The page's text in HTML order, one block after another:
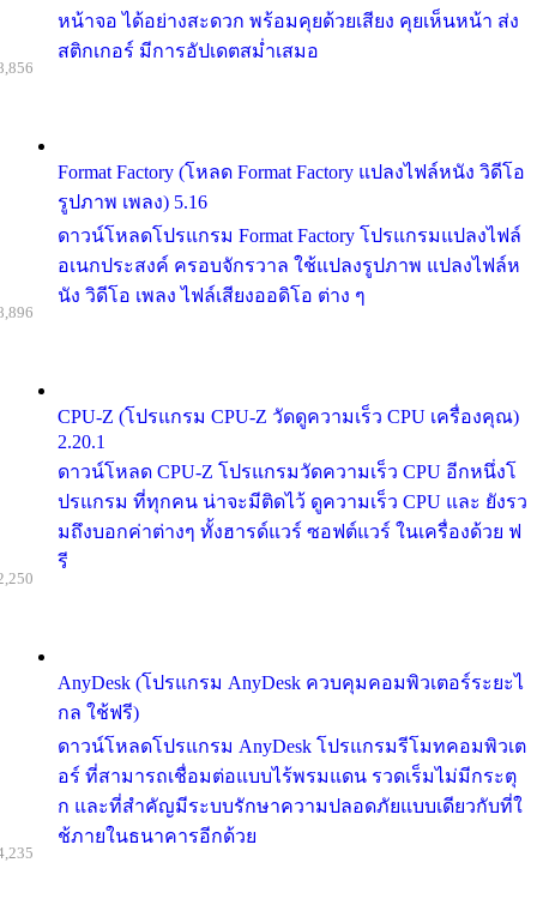
หน้าจอ ได้อย่างสะดวก พร้อมคุยด้วยเสียง คุยเห็นหน้า ส่ง
สติกเกอร์ มีการอัปเดตสม่ำเสมอ
Format Factory (โหลด Format Factory แปลงไฟล์หนัง วิดีโอ
รูปภาพ เพลง) 5.16
ดาวน์โหลดโปรแกรม Format Factory โปรแกรมแปลงไฟล์
อเนกประสงค์ ครอบจักรวาล ใช้แปลงรูปภาพ แปลงไฟล์ห
นัง วิดีโอ เพลง ไฟล์เสียงออดิโอ ต่าง ๆ
CPU-Z (โปรแกรม CPU-Z วัดดูความเร็ว CPU เครื่องคุณ)
2.20.1
ดาวน์โหลด CPU-Z โปรแกรมวัดความเร็ว CPU อีกหนึ่งโ
ปรแกรม ที่ทุกคน น่าจะมีติดไว้ ดูความเร็ว CPU และ ยังรว
มถึงบอกค่าต่างๆ ทั้งฮารด์แวร์ ซอฟต์แวร์ ในเครื่องด้วย ฟ
รี
AnyDesk (โปรแกรม AnyDesk ควบคุมคอมพิวเตอร์ระยะไ
กล ใช้ฟรี)
ดาวน์โหลดโปรแกรม AnyDesk โปรแกรมรีโมทคอมพิวเต
อร์ ที่สามารถเชื่อมต่อแบบไร้พรมแดน รวดเร็มไม่มีกระตุ
ก และที่สำคัญมีระบบรักษาความปลอดภัยแบบเดียวกับที่ใ
ช้ภายในธนาคารอีกด้วย